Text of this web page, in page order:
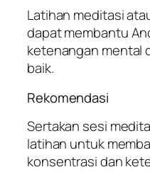
Latihan meditasi
dapat membantu
ketenangan mental
baik.
Rekomendasi
Sertakan sesi
latihan untuk
konsentrasi dan